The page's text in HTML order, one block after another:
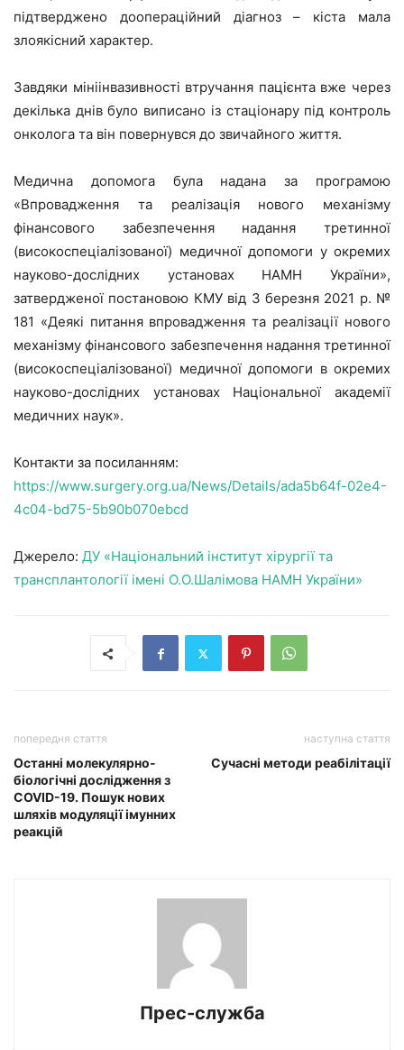
підтверджено доопераційний діагноз – кіста мала
злоякісний характер.
Завдяки мініінвазивності втручання пацієнта вже через
декілька днів було виписано із стаціонару під контроль
онколога та він повернувся до звичайного життя.
Медична допомога була надана за програмою
«Впровадження та реалізація нового механізму
фінансового забезпечення надання третинної
(високоспеціалізованої) медичної допомоги у окремих
науково-дослідних установах НАМН України»,
затвердженої постановою КМУ від 3 березня 2021 р. №
181 «Деякі питання впровадження та реалізації нового
механізму фінансового забезпечення надання третинної
(високоспеціалізованої) медичної допомоги в окремих
науково-дослідних установах Національної академії
медичних наук».
Контакти за посиланням:
https://www.surgery.org.ua/News/Details/ada5b64f-02e4-
4c04-bd75-5b90b070ebcd
Джерело: ДУ «Національний інститут хірургії та
трансплантології імені О.О.Шалімова НАМН України»
попередня стаття
Останні молекулярно-
біологічні дослідження з
COVID-19. Пошук нових
шляхів модуляції імунних
реакцій
наступна стаття
Сучасні методи реабілітації
Прес-служба